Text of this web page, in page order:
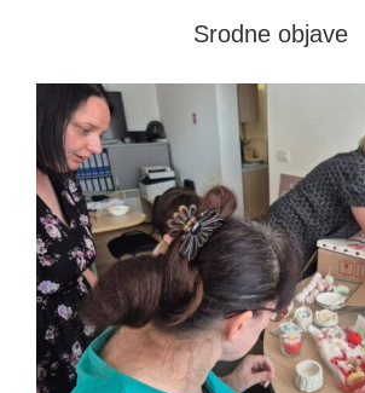
Kontakt
Srodne objave